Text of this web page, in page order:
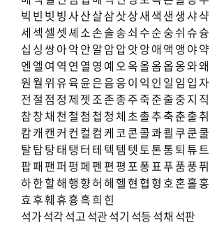
빅 빈 빗 빙사산살삼삿상새 색 샌 생샤샥
세 섹 셀 셋셰 소손솔송쇠수순숭쉬슈슝
십 싱 쌍아악안알암압앗앙애 액 앵 야약
엔 엘 여 역 연 열 영 예 오옥올옴옵옹와왜
원월 위유육윤은음응이 익 인 일 임 입자
전 절 점 정 제 젯 조존종주죽준줄중지 직
참창채 천 철 첨 첩 청 체 초촐추축춘출취
캄캐 캔 커 컨 컬 컴 케 코콘콜콰쾰 쿠쿤쿨
탈탑탕태 탱 터 테 텍 템 텟 토톤통퇴튜트
팝패팬퍼 펑페펜 편 평 포퐁표푸품풍퓌
하한할해행 향허헤헬 현협 형 호혼홀홍
효 후훼휴흉흑희 힌
석가석각석고석관석기 석등석채 석판